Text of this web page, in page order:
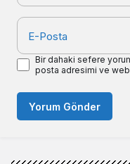
E-Posta
Bir dahaki sefere
posta adresimi ve web
Yorum Gönder